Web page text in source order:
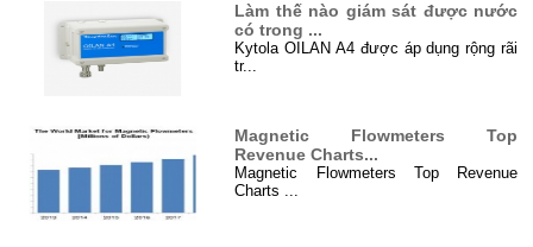
Làm thế nào giám sát được nước
có trong ...
Kytola OILAN A4 được áp dụng rộng rãi
tr...
Magnetic Flowmeters Top
Revenue Charts...
Magnetic Flowmeters Top Revenue
Charts ...